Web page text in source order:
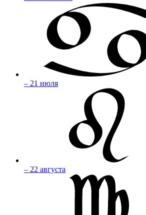
– 21 июля
– 22 августа